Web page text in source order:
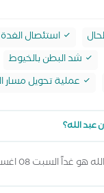
استئصال الغدة
شد البطن بالخيوط
عملية تحويل مسار
عبد الله؟
المتاحة من خلال عرض المواعيد أعلاه